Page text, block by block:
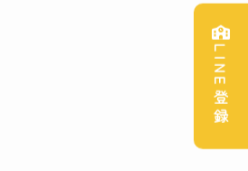
LINE登録